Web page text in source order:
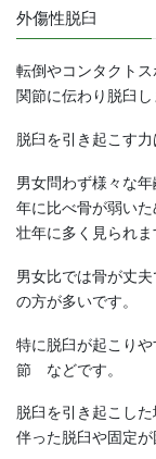
外傷性脱臼
転倒やコンタクト
関節に伝わり脱臼し
脱臼を引き起こす
男女問わず様々な
年に比べ骨が弱い
壮年に多く見られま
男女比では骨が丈
の方が多いです。
特に脱臼が起こり
節 などです。
脱臼を引き起こし
伴った脱臼や固定が